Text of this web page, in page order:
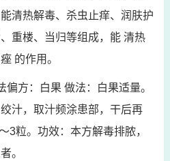
清热解毒、杀虫止痒、润肤护
重楼、当归等组成，能 清热
的作用。
偏方：白果 做法：白果适量。
汁，取汁频涂患部，干后再
3粒。功效：本方解毒排脓，
。